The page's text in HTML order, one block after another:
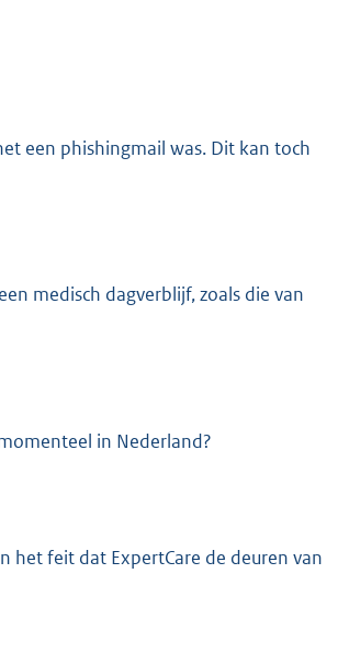
een phishingmail was. Dit kan toch
medisch dagverblijf, zoals die van
in Nederland?
het feit dat ExpertCare de deuren van